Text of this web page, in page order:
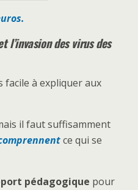
l’invasion des virus des
facile à expliquer aux
il faut suffisamment
ce qui se
pédagogique pour